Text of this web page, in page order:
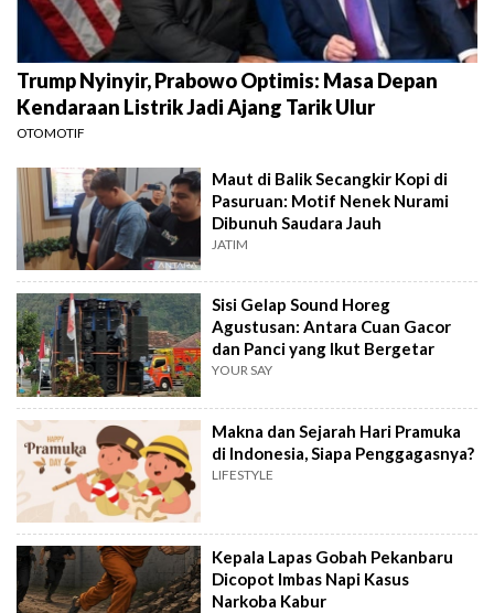
Trump Nyinyir, Prabowo Optimis: Masa Depan
Kendaraan Listrik Jadi Ajang Tarik Ulur
OTOMOTIF
Maut di Balik Secangkir Kopi di
Pasuruan: Motif Nenek Nurami
Dibunuh Saudara Jauh
JATIM
Sisi Gelap Sound Horeg
Agustusan: Antara Cuan Gacor
dan Panci yang Ikut Bergetar
YOUR SAY
Makna dan Sejarah Hari Pramuka
di Indonesia, Siapa Penggagasnya?
LIFESTYLE
Kepala Lapas Gobah Pekanbaru
Dicopot Imbas Napi Kasus
Narkoba Kabur